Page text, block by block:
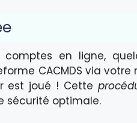
en ligne,
CACMDS via
est joué ! Cette
sécurité optimale.